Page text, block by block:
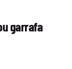
garrafa